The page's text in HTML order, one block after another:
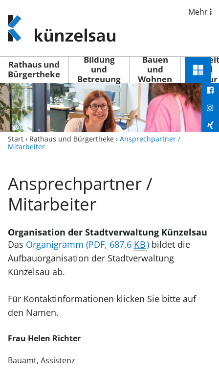
www.kuenzelsau.de
(zur
Startseite)
Mehr
Rathaus und
Bürgertheke
Bildung
und
Betreuung
Bauen
und
Wohnen
Freizeit
und
Kultur
Menü
Start › Rathaus und Bürgertheke › Ansprechpartner /
Mitarbeiter
Ansprechpartner /
Mitarbeiter
Organisation der Stadtverwaltung Künzelsau
Das Organigramm (PDF, 687,6 KB)bildet die
Aufbauorganisation der Stadtverwaltung
Künzelsau ab.
Für Kontaktinformationen klicken Sie bitte auf
den Namen.
Frau Helen Richter
Bauamt, Assistenz